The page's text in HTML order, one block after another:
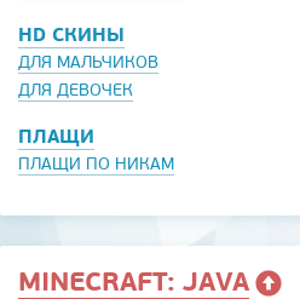
HD СКИНЫ
ДЛЯ МАЛЬЧИКОВ
ДЛЯ ДЕВОЧЕК
ПЛАЩИ
ПЛАЩИ ПО НИКАМ
MINECRAFT: JAVA